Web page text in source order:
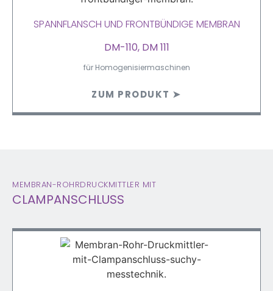
SPANNFLANSCH UND FRONTBÜNDIGE MEMBRAN
DM-110, DM 111
für Homogenisiermaschinen
ZUM PRODUKT ➤
MEMBRAN-ROHRDRUCKMITTLER MIT
CLAMPANSCHLUSS